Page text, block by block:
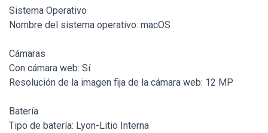
Sistema Operativo
Nombre del sistema operativo: macOS
Cámaras
Con cámara web: Sí
Resolución de la imagen fija de la cámara web: 12 MP
Batería
Tipo de batería: Lyon-Litio Interna